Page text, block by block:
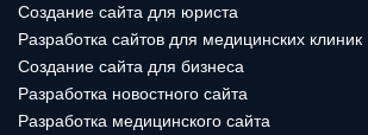
Создание сайта для юриста
Разработка сайтов для медицинских клиник
Создание сайта для бизнеса
Разработка новостного сайта
Разработка медицинского сайта